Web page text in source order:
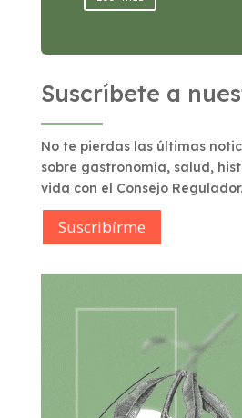
Suscríbete a
No te pierdas las últimas
sobre gastronomía, salud,
vida con el Consejo Regulador.
Suscribírme